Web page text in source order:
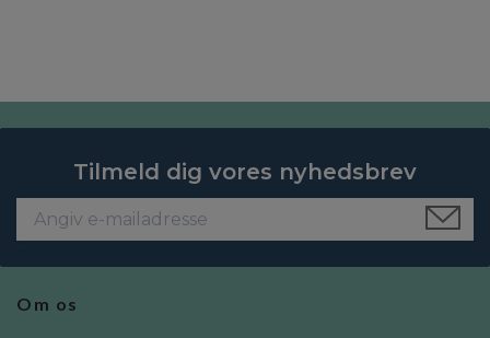
Tilmeld dig vores nyhedsbrev
Om os